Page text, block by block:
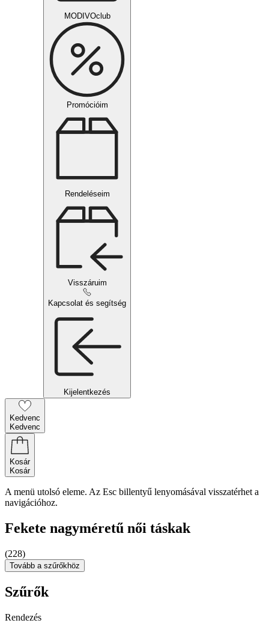
MODIVOclub
Promócióim
Rendeléseim
Visszáruim
Kapcsolat és segítség
Kijelentkezés
Kedvenc
Kedvenc
Kosár
Kosár
A menü utolsó eleme. Az Esc billentyű lenyomásával visszatérhet a
navigációhoz.
Fekete nagyméretű női táskak
(228)
Tovább a szűrőkhöz
Szűrők
Rendezés